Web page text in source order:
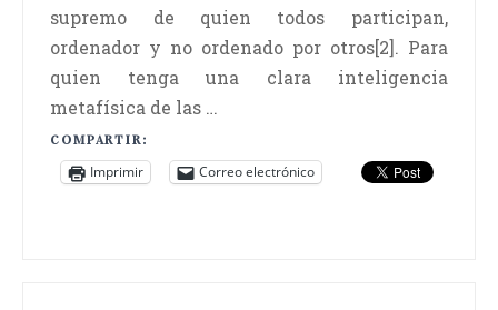
supremo de quien todos participan,
ordenador y no ordenado por otros[2]. Para
quien tenga una clara inteligencia
metafísica de las …
COMPARTIR:
Imprimir Correo electrónico